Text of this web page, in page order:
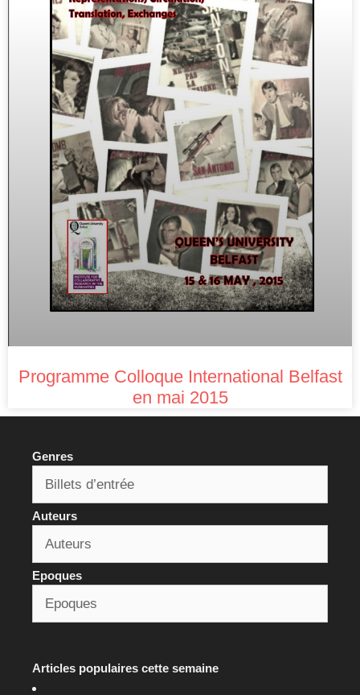
Programme Colloque International Belfast
en mai 2015
Genres
Auteurs
Epoques
Articles populaires cette semaine